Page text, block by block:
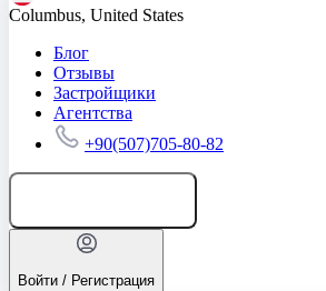
Columbus, United States
Блог
Отзывы
Застройщики
Агентства
+90(507)705-80-82
Войти / Регистрация